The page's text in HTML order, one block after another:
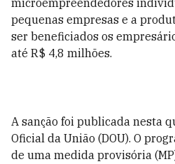
microempreendedores
pequenas empresas e a
ser beneficiados os
até R$ 4,8 milhões.
A sanção foi publicada nesta
Oficial da União (DOU). O
de uma medida provisória